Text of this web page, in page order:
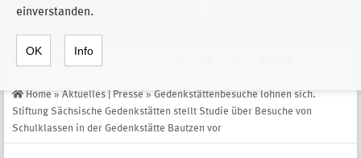
einverstanden.
OK Info
Home » Aktuelles | Presse » Gedenkstättenbesuche lohnen sich.
Stiftung Sächsische Gedenkstätten stellt Studie über Besuche von
Schulklassen in der Gedenkstätte Bautzen vor